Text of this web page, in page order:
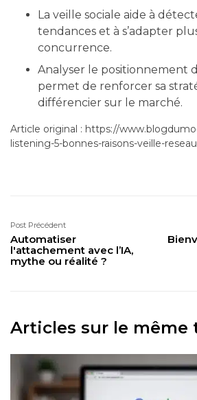
La veille sociale aide à
tendances et à s’adapter
concurrence.
Analyser le positionnement
permet de renforcer sa
différencier sur le marché.
Article original : https://
listening-5-bonnes-raisons-veille-
Post Précédent
Automatiser
l'attachement avec l’IA,
mythe ou réalité ?
Articles sur le même